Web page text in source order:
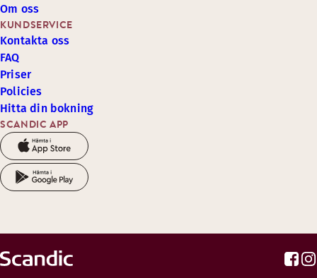
SCANDIC APP
KUNDSERVICE
Kontakta oss
FAQ
Priser
Policies
Hitta din bokning
Om oss